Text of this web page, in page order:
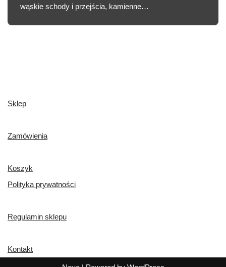
wąskie schody i przejścia, kamienne…
Sklep
Zamówienia
Koszyk
Polityka prywatności
Regulamin sklepu
Kontakt